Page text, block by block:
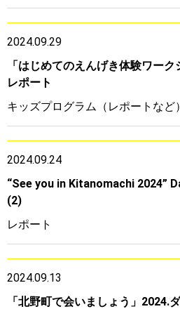
2024.09.29
「はじめてのえんげき体験ワーク
レポート
キッズプログラム（レポートなど）
2024.09.24
“See you in Kitanomachi 2024”
(2)
レポート
2024.09.13
「北野町で会いましょう」2024.